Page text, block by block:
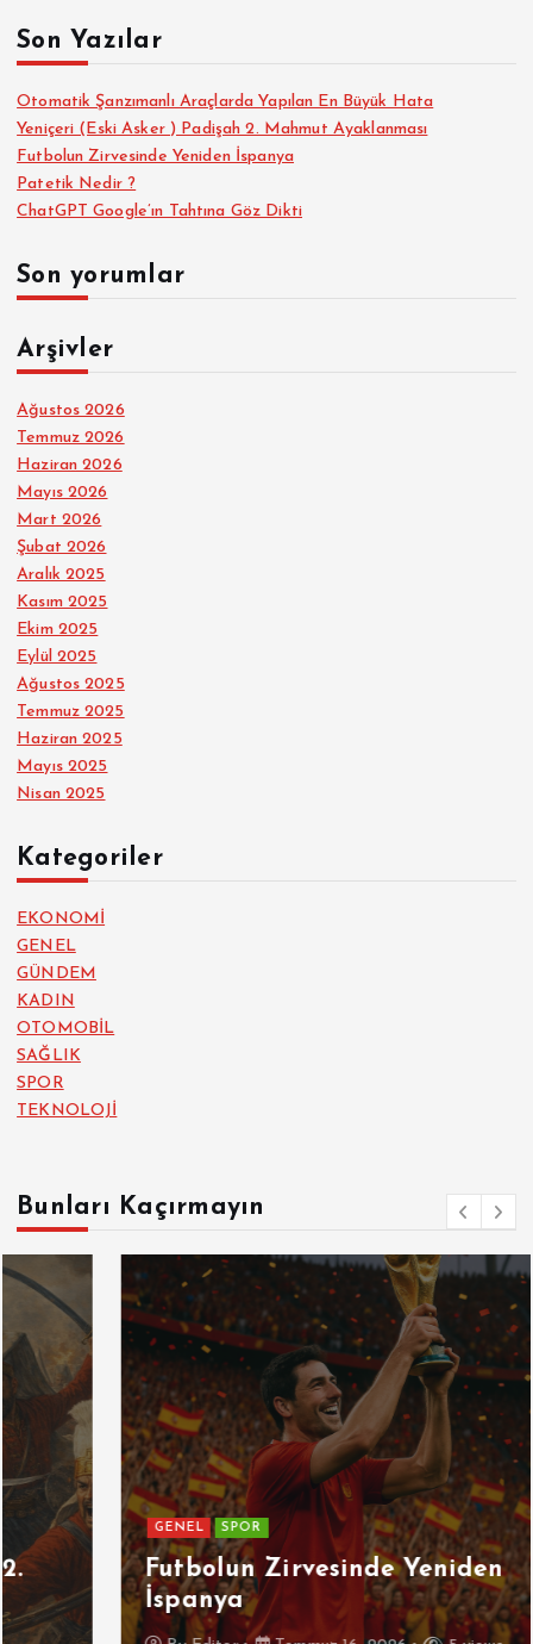
:Son Yazılar
Otomatik Şanzımanlı Araçlarda Yapılan En Büyük Hata
Yeniçeri (Eski Asker ) Padişah 2. Mahmut Ayaklanması
Futbolun Zirvesinde Yeniden İspanya
Patetik Nedir ?
ChatGPT Google’ın Tahtına Göz Dikti
Son yorumlar
Arşivler
Ağustos 2026
Temmuz 2026
Haziran 2026
Mayıs 2026
Mart 2026
Şubat 2026
Aralık 2025
Kasım 2025
Ekim 2025
Eylül 2025
Ağustos 2025
Temmuz 2025
Haziran 2025
Mayıs 2025
Nisan 2025
Kategoriler
EKONOMİ
GENEL
GÜNDEM
KADIN
OTOMOBİL
SAĞLIK
SPOR
TEKNOLOJİ
Bunları Kaçırmayın
GENEL SPOR
Futbolun Zirvesinde Yeniden
İspanya